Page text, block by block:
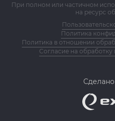
При полном или частичном
на ресурс
Политика
Политика в отношении
Согласие на